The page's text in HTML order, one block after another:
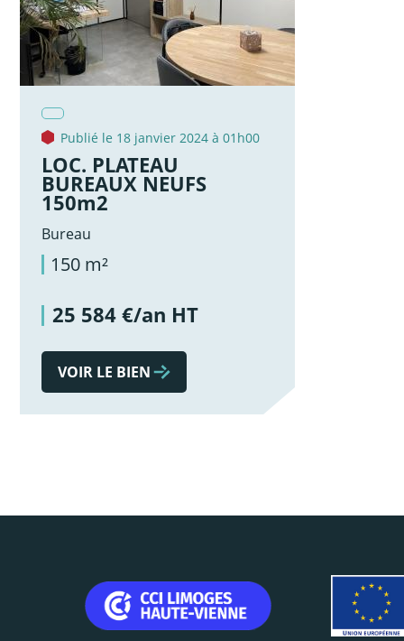
Publié le 18 janvier 2024 à 01h00
LOC. PLATEAU
BUREAUX NEUFS
150m2
Bureau
150 m²
25 584 €/an HT
VOIR LE BIEN